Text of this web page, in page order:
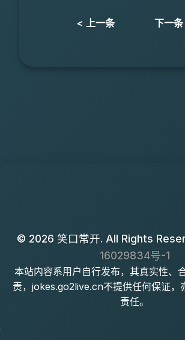
< 上一条 下一
© 2026 笑口常开. All Rights
16029834号-1
本站内容系用户自行发布，其真实性、
责，jokes.go2live.cn不提供任何保证，
责任。